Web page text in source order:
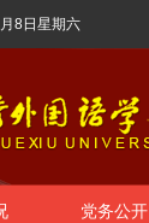
8日星期六
党务公开